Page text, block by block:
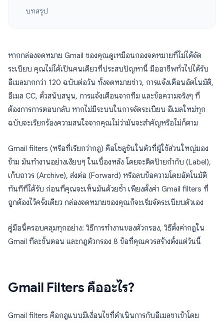
บทสรุป
หากกล่องจดหมาย Gmail ของคุณดูเหมือนกองจดหมายที่ไม่ได้จัด
ระเบียบ คุณไม่ได้เป็นคนเดียวที่ประสบปัญหานี้ มืออาชีพทั่วไปได้รับ
อีเมลมากกว่า 120 ฉบับต่อวัน ทั้งจดหมายข่าว, การแจ้งเตือนอัตโนมัติ,
อีเมล CC, ตั๋วสนับสนุน, การแจ้งเตือนจากทีม และข้อความจริงๆ ที่
ต้องการการตอบกลับ หากไม่มีระบบในการจัดระเบียบ อีเมลใหม่ทุก
ฉบับจะเรียกร้องความสนใจจากคุณไม่ว่ามันจะสำคัญหรือไม่ก็ตาม
Gmail filters (หรือที่เรียกว่ากฎ) คือโซลูชันในตัวที่ผู้ใช้ส่วนใหญ่มอง
ข้าม มันทำงานอย่างเงียบๆ ในเบื้องหลัง โดยจะติดป้ายกำกับ (Label),
เก็บถาวร (Archive), ส่งต่อ (Forward) หรือลบข้อความโดยอัตโนมัติ
ทันทีที่ได้รับ ก่อนที่คุณจะเห็นมันด้วยซ้ำ เพียงตั้งค่า Gmail filters ที่
ถูกต้องไว้ครั้งเดียว กล่องจดหมายของคุณก็จะเริ่มจัดระเบียบตัวเอง
คู่มือนี้ครอบคลุมทุกอย่าง: วิธีการทำงานของตัวกรอง, วิธีตั้งค่ากฎใน
Gmail ทีละขั้นตอน และกฎตัวกรอง 8 ข้อที่คุณควรสร้างตั้งแต่วันนี้
Gmail Filters คืออะไร?
Gmail filters คือกฎแบบมีเงื่อนไขที่ดำเนินการกับอีเมลขาเข้าโดย